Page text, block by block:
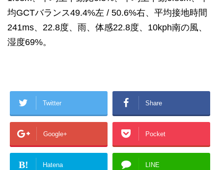
均GCTバランス49.4%左 / 50.6%右、平均接地時間
241ms、22.8度、雨、体感22.8度、10kph南の風、
湿度69%。
Twitter Share
Google+ Pocket
B! Hatena LINE